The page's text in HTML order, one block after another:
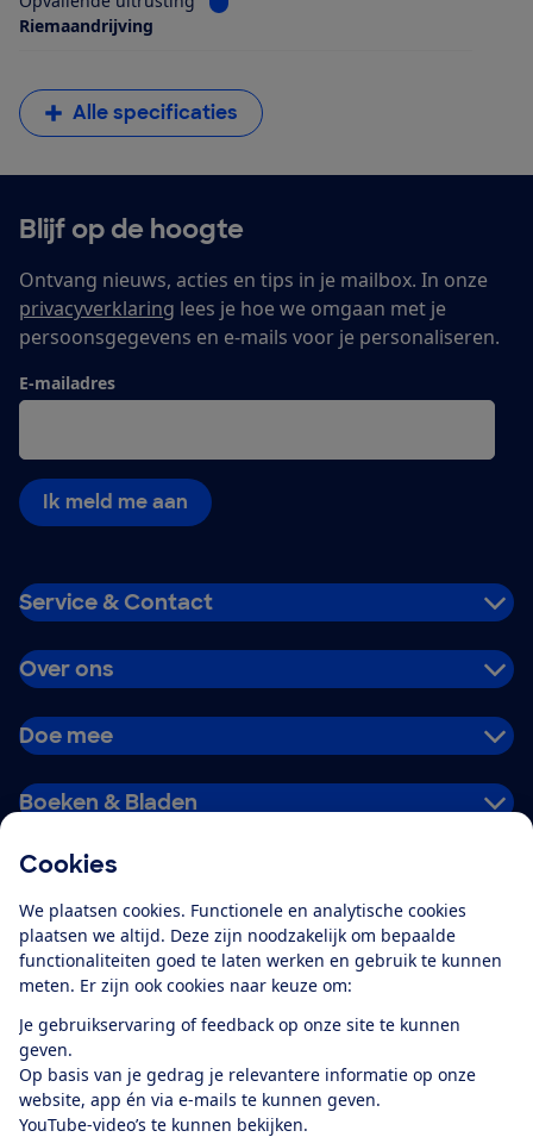
Cookies
We plaatsen cookies. Functionele en analytische cookies
plaatsen we altijd. Deze zijn noodzakelijk om bepaalde
functionaliteiten goed te laten werken en gebruik te kunnen
meten. Er zijn ook cookies naar keuze om:
Je gebruikservaring of feedback op onze site te kunnen
geven.
Op basis van je gedrag je relevantere informatie op onze
website, app én via e-mails te kunnen geven.
YouTube-video’s te kunnen bekijken.
Riemaandrijving
Alle specificaties
Blijf op de hoogte
Ontvang nieuws, acties en tips in je mailbox. In onze
privacyverklaring lees je hoe we omgaan met je
persoonsgegevens en e-mails voor je personaliseren.
E-mailadres
Ik meld me aan
Service & Contact
Over ons
Doe mee
Boeken & Bladen
Alles over de
app
Algemene Voorwaarden
Privacyverklaring
Cookiebeleid
Privacyvoorkeuren